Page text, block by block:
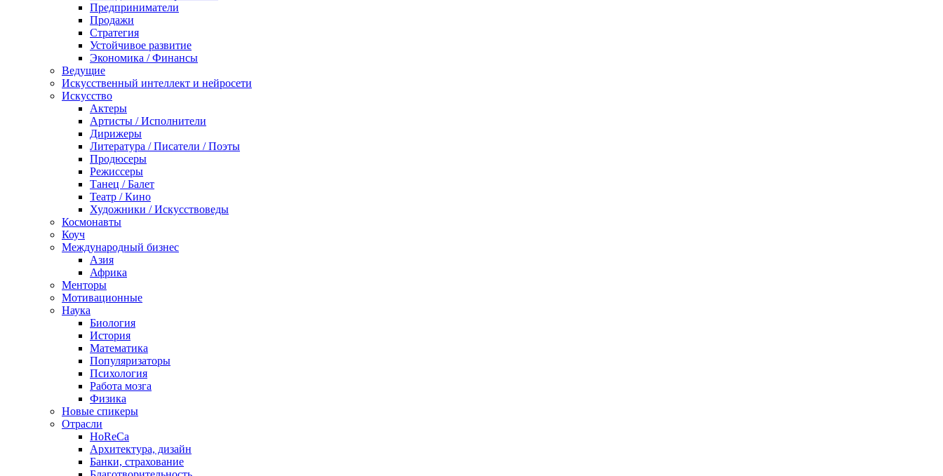
Предприниматели
Продажи
Стратегия
Устойчивое развитие
Экономика / Финансы
Ведущие
Искусственный интеллект и нейросети
Искусство
Актеры
Артисты / Исполнители
Дирижеры
Литература / Писатели / Поэты
Продюсеры
Режиссеры
Танец / Балет
Театр / Кино
Художники / Искусствоведы
Космонавты
Коуч
Международный бизнес
Азия
Африка
Менторы
Мотивационные
Наука
Биология
История
Математика
Популяризаторы
Психология
Работа мозга
Физика
Новые спикеры
Отрасли
HoReCa
Архитектура, дизайн
Банки, страхование